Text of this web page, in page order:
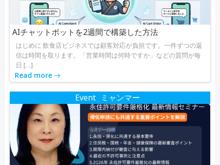
AIチャットボットを2週間で構築した方法
はじめに 飲食店ビジネスでは顧客対応が負担です。一件ずつの返
信は時間を取ります。「営業時間は何時ですか」などの質問が毎
日 […]
Read more
Event ミャンマー